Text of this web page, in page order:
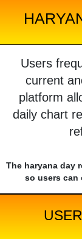
Users
current
platform
daily chart
The haryana day
so users can